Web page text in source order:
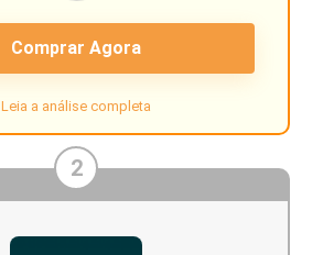
Comprar Agora
Leia a análise completa
2